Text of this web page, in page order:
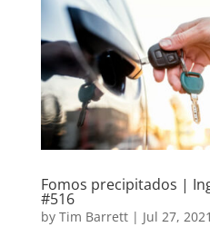
Fomos precipitados |
#516
by Tim Barrett| Jul 27, 2021